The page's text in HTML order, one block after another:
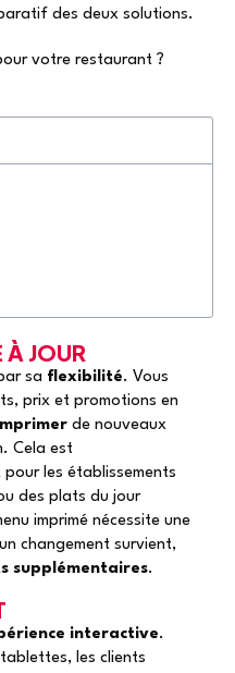
des deux solutions.
votre restaurant ?
À JOUR
sa flexibilité. Vous
prix et promotions en
de nouveaux
Cela est
les établissements
des plats du jour
imprimé nécessite une
changement survient,
supplémentaires.
interactive.
les clients